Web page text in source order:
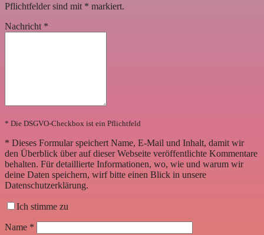
Pflichtfelder sind mit * markiert.
Nachricht *
* Die DSGVO-Checkbox ist ein Pflichtfeld
* Dieses Formular speichert Name, E-Mail und Inhalt, damit wir
den Überblick über auf dieser Webseite veröffentlichte Kommentare
behalten. Für detaillierte Informationen, wo, wie und warum wir
deine Daten speichern, wirf bitte einen Blick in unsere
Datenschutzerklärung.
Ich stimme zu
Name *